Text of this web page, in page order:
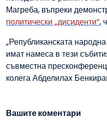
Магреба, въпреки
политически „дисиденти”,
„Републиканската
имат намеса в тези
съвместна
колега Абделилах
Вашите коментари